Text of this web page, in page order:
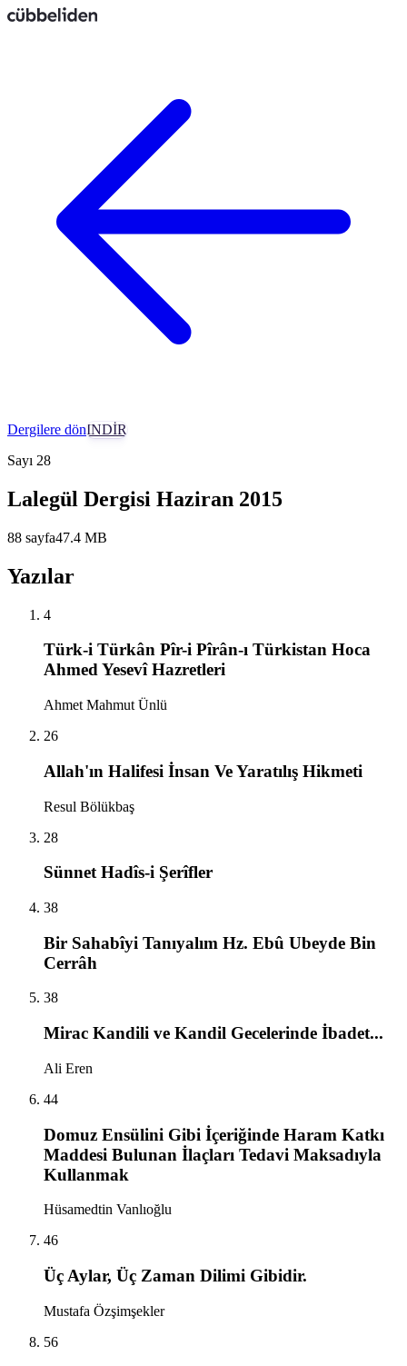
Dergilere dönİNDİR
Sayı 28
Lalegül Dergisi Haziran 2015
88 sayfa47.4 MB
Yazılar
4
Türk-i Türkân Pîr-i Pîrân-ı Türkistan Hoca
Ahmed Yesevî Hazretleri
Ahmet Mahmut Ünlü
26
Allah'ın Halifesi İnsan Ve Yaratılış Hikmeti
Resul Bölükbaş
28
Sünnet Hadîs-i Şerîfler
38
Bir Sahabîyi Tanıyalım Hz. Ebû Ubeyde Bin
Cerrâh
38
Mirac Kandili ve Kandil Gecelerinde İbadet...
Ali Eren
44
Domuz Ensülini Gibi İçeriğinde Haram Katkı
Maddesi Bulunan İlaçları Tedavi Maksadıyla
Kullanmak
Hüsamedtin Vanlıoğlu
46
Üç Aylar, Üç Zaman Dilimi Gibidir.
Mustafa Özşimşekler
56